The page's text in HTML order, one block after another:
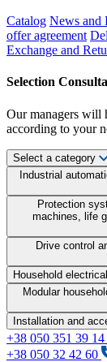
Catalog News and
offer agreement
Exchange and
Selection
Our managers will
according to your
Select a category
Industrial
Protection
machines, life
Drive control
Household
Modular
Installation and
+38 050 351 39 14
+38 050 32 42 60